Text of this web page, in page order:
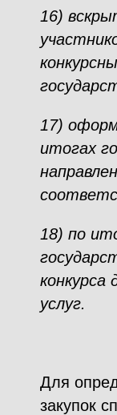
16)
17)
итогах
18) по
конкурса
услуг.
Для
закупок